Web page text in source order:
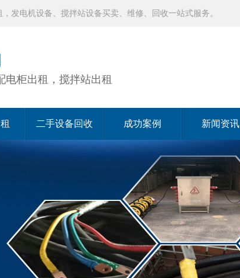
发电机设备、搅拌站设备买卖、维修、回收一站式服务。
电柜出租，搅拌站出租
二手设备回收 成功案例 新闻资讯